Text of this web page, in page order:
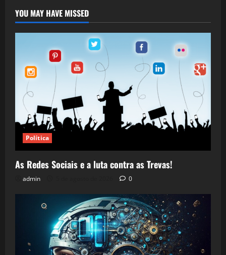
YOU MAY HAVE MISSED
Política
As Redes Sociais e a luta contra as Trevas!
admin 0